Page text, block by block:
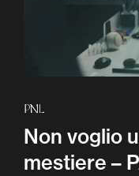
PNL
Non voglio
mestiere –